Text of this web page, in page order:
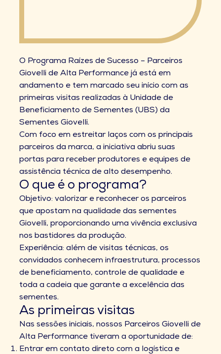
O Programa Raízes de Sucesso – Parceiros
Giovelli de Alta Performance já está em
andamento e tem marcado seu início com as
primeiras visitas realizadas à Unidade de
Beneficiamento de Sementes (UBS) da
Sementes Giovelli.
Com foco em estreitar laços com os principais
parceiros da marca, a iniciativa abriu suas
portas para receber produtores e equipes de
assistência técnica de alto desempenho.
O que é o programa?
Objetivo: valorizar e reconhecer os parceiros
que apostam na qualidade das sementes
Giovelli, proporcionando uma vivência exclusiva
nos bastidores da produção.
Experiência: além de visitas técnicas, os
convidados conhecem infraestrutura, processos
de beneficiamento, controle de qualidade e
toda a cadeia que garante a excelência das
sementes.
As primeiras visitas
Nas sessões iniciais, nossos Parceiros Giovelli de
Alta Performance tiveram a oportunidade de:
Entrar em contato direto com a logística e